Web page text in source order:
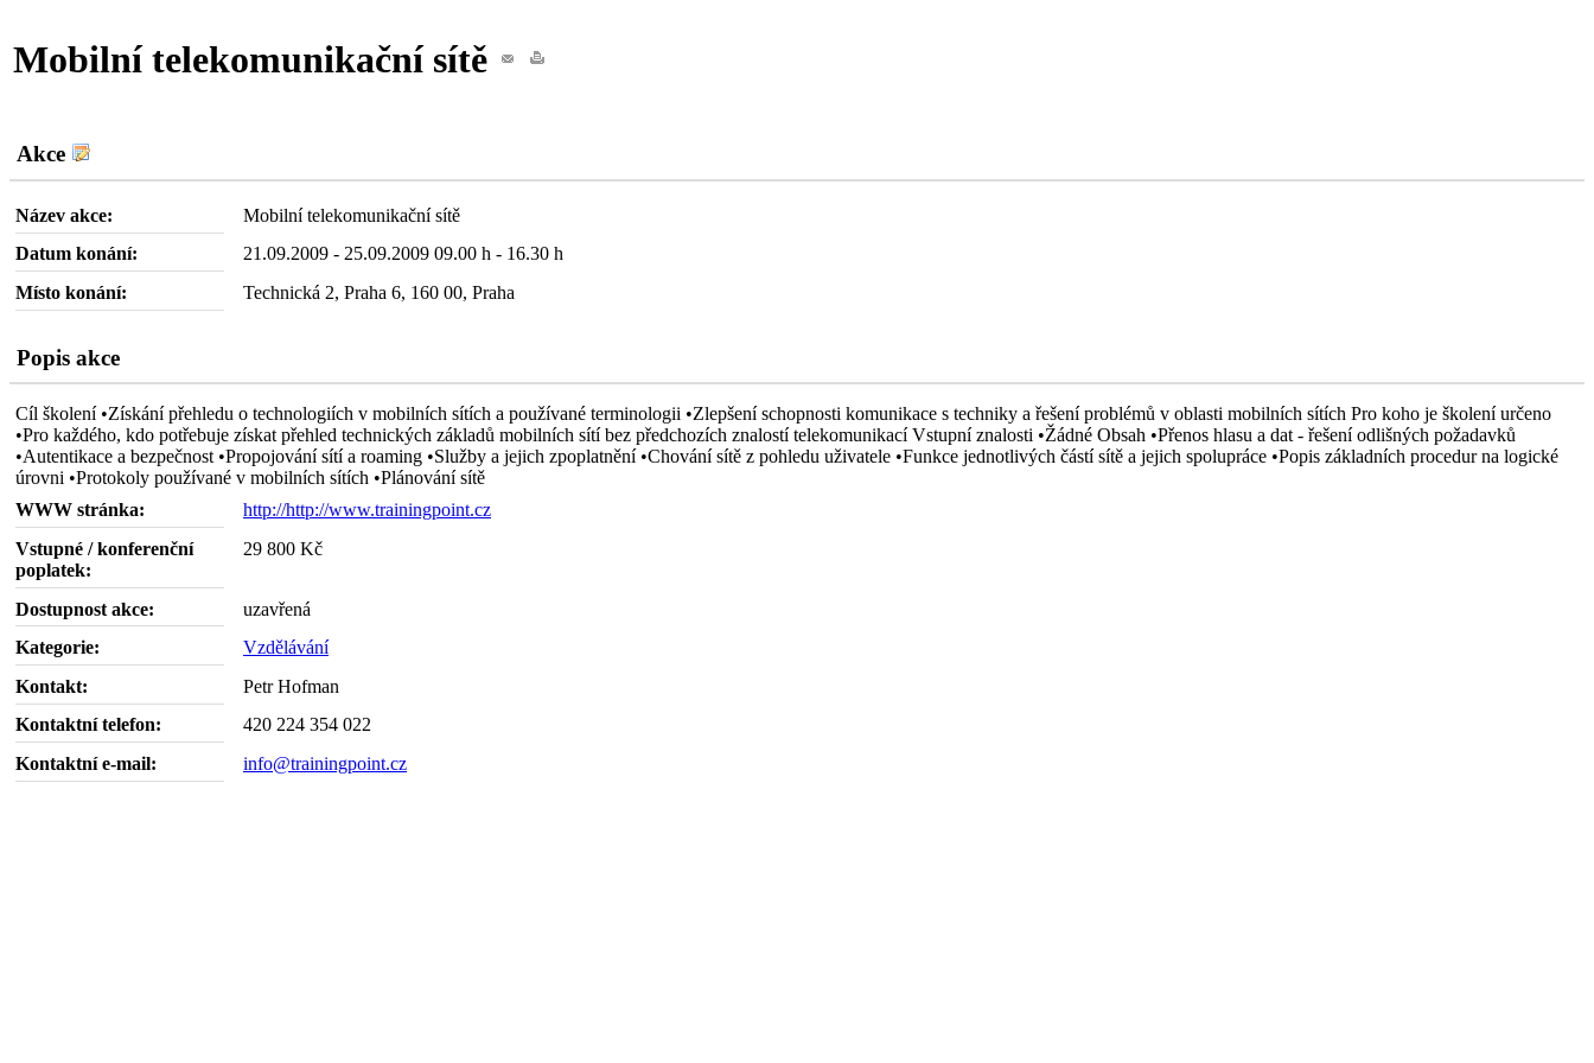
Mobilní telekomunikační sítě
Akce
Název akce:
Mobilní telekomunikační sítě
Datum konání:
21.09.2009 - 25.09.2009 09.00 h - 16.30 h
Místo konání:
Technická 2, Praha 6, 160 00, Praha
Popis akce
Cíl školení •Získání přehledu o technologiích v mobilních sítích a používané terminologii •Zlepšení schopnosti komunikace s techniky a řešení problémů v oblasti mobilních sítích Pro koho je školení určeno
•Pro každého, kdo potřebuje získat přehled technických základů mobilních sítí bez předchozích znalostí telekomunikací Vstupní znalosti •Žádné Obsah •Přenos hlasu a dat - řešení odlišných požadavků
•Autentikace a bezpečnost •Propojování sítí a roaming •Služby a jejich zpoplatnění •Chování sítě z pohledu uživatele •Funkce jednotlivých částí sítě a jejich spolupráce •Popis základních procedur na logické
úrovni •Protokoly používané v mobilních sítích •Plánování sítě
WWW stránka:
http://http://www.trainingpoint.cz
Vstupné / konferenční
poplatek:
29 800 Kč
Dostupnost akce:
uzavřená
Kategorie:
Vzdělávání
Kontakt:
Petr Hofman
Kontaktní telefon:
420 224 354 022
Kontaktní e-mail:
info@trainingpoint.cz